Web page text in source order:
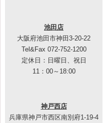
池田店
大阪府池田市神田3-20-22
Tel&Fax 072-752-1200
定休日：日曜日、祝日
11：00～18:00
神戸西店
兵庫県神戸市西区南別府1-19-4